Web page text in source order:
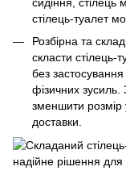
стілець-туалет
Розбірна та
скласти стілець-
без застосування
фізичних зусиль.
зменшити розмір
доставки.